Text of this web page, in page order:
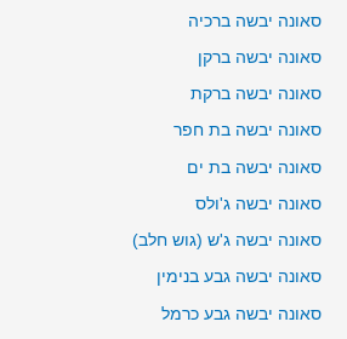
סאונה יבשה ברכיה
סאונה יבשה ברקן
סאונה יבשה ברקת
סאונה יבשה בת חפר
סאונה יבשה בת ים
סאונה יבשה ג'ולס
סאונה יבשה ג'ש (גוש חלב)
סאונה יבשה גבע בנימין
סאונה יבשה גבע כרמל